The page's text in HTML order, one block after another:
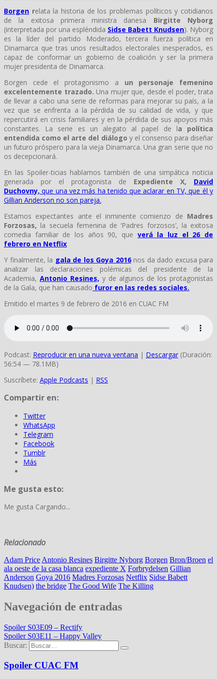
Borgen relata la historia de los problemas políticos y cotidianos
de la exitosa primera ministra danesa Birgitte Nyborg
(interpretada por una espléndida Sidse Babett Knudsen). Nyborg
es la líder del partido Moderado, tercera fuerza política en
Dinamarca que tras unos resultados electorales inesperados, es
capaz de conformar un gobierno de coalición y ser la primera
mujer presidenta de Dinamarca.
Borgen cede el protagonismo a un personaje femenino
excelentemente trazado. Una mujer que, desde el poder, trata
de llevar a cabo una serie de reformas para mejorar su país, a la
vez que se enfrenta a la pérdida de su calidad de vida, y que
repercutirá en crisis familiares y en la pérdida de sus apoyos más
constantes. La serie es un alegato al papel de la política
entendida como el arte del diálogo y el consenso para diseñar
un futuro próspero para la vieja Dinamarca. Una gran serie que no
os decepcionará.
En las Spoiler-ticias hablamos también de una simpática noticia
generada por el protagonista de Expediente X, David
Duchovny, que una vez más ha tenido que aclarar en TV, que él y
Gillian Anderson no son pareja.
Estamos expectantes ante el inminente comienzo de Madres
Forzosas, la secuela femenina de ‘Padres forzosos’, la exitosa
comedia familiar de los años 90, que verá la luz el 26 de
febrero en Netflix
Y finalmente, la gala de los Goya 2016nos da dado excusa para
analizar las declaraciones polémicas del presidente de la
Academia, Antonio Resines, y de algunos de los protagonistas
de la Gala, que han causado furor en las redes sociales.
Emitido el martes 9 de febrero de 2016 en CUAC FM
Podcast: Reproducir en una nueva ventana | Descargar (Duración:
56:54 — 78.1MB)
Suscríbete: Apple Podcasts | RSS
Compartir en:
Twitter
WhatsApp
Telegram
Facebook
Tumblr
Más
Me gusta esto:
Me gusta Cargando...
Relacionado
Adam Price Antonio Resines Birgitte Nyborg Borgen Bron/Broen el
ala oeste de la casa blanca expediente X Forbrydelsen Gillian
Anderson Goya 2016 Madres Forzosas Netflix Sidse Babett
Knudsen) the bridge The Good Wife The Killing
Navegación de entradas
Spoiler S03E09 – Rectify
Spoiler S03E11 – Happy Valley
Buscar:
Spoiler CUAC FM